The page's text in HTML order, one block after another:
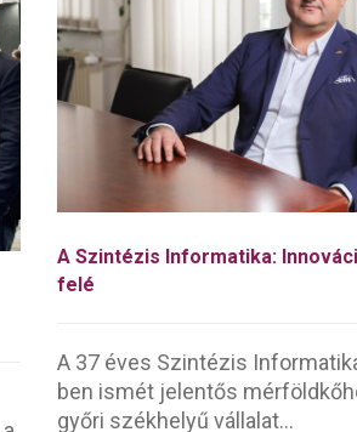
A Szintézis Informatika:
felé
A 37 éves Szintézis
ben ismét jelentős
győri székhelyű vállalat...